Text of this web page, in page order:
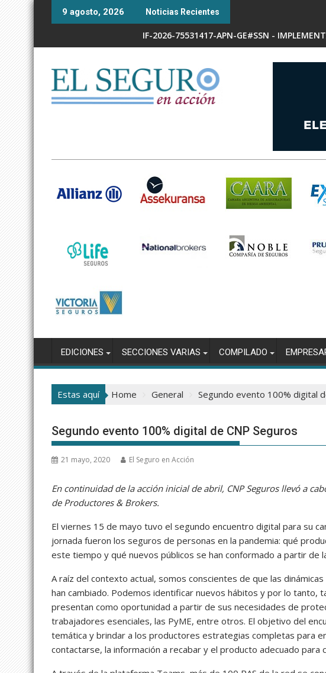
Skip
9 agosto, 2026 Noticias Recientes
IF-2026-75531417-APN-GE#SSN -
RESOL-2026-338-APN-SSN#MEC - ARIADNA
EDICIONES SECCIONES VARIAS COMPILADO
Estas aquí Home General Segundo evento 100% digital
Segundo evento 100% digital de CNP Seguros
21 mayo, 2020 El Seguro en Acción
En continuidad de la acción inicial de abril, CNP Seguros llevó a
de Productores & Brokers.
El viernes 15 de mayo tuvo el segundo encuentro digital para su
jornada fueron los seguros de personas en la pandemia: qué
este tiempo y qué nuevos públicos se han conformado a partir de
A raíz del contexto actual, somos conscientes de que las
han cambiado. Podemos identificar nuevos hábitos y por lo tanto,
presentan como oportunidad a partir de sus necesidades de
trabajadores esenciales, las PyME, entre otros. El objetivo del
temática y brindar a los productores estrategias completas para
contactarse, la información a recabar y el producto adecuado para